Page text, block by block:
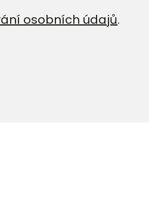
osobních údajů.